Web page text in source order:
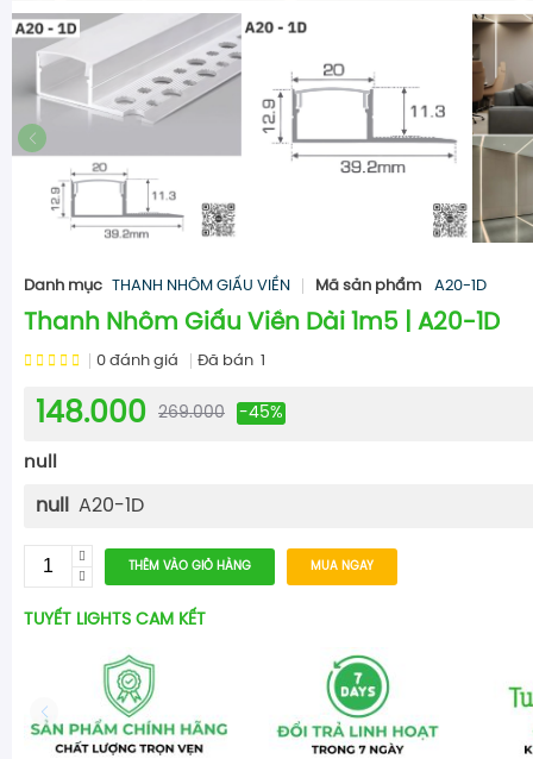
Danh mục THANH NHÔM GIẤU VIỀN Mã sản phẩm A20-1D
Thanh Nhôm Giấu Viền Dài 1m5 | A20-1D
0 đánh giá Đã bán 1
148.000 269.000 -45%
null
null A20-1D
THÊM VÀO GIỎ HÀNG MUA NGAY
TUYẾT LIGHTS CAM KẾT